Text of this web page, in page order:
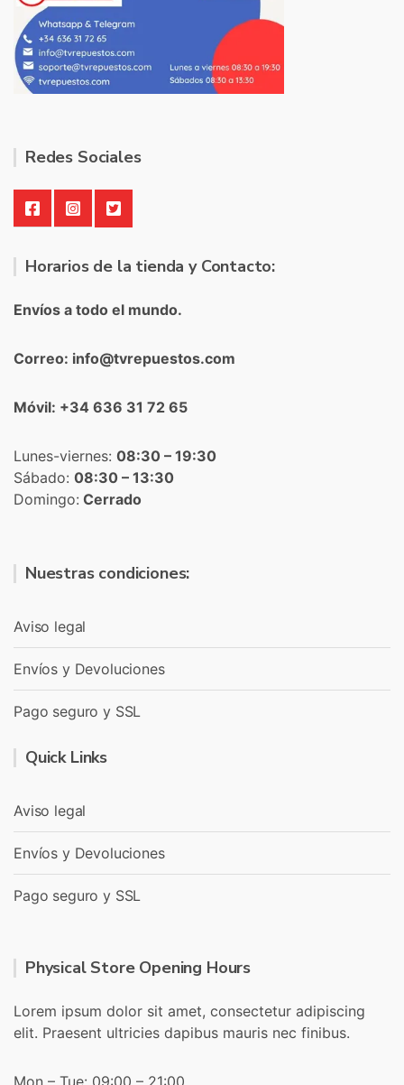
Redes Sociales
Horarios de la tienda y Contacto:
Envíos a todo el mundo.
Correo: info@tvrepuestos.com
Móvil: +34 636 31 72 65
Lunes-viernes: 08:30 – 19:30
Sábado: 08:30 – 13:30
Domingo: Cerrado
Nuestras condiciones:
Aviso legal
Envíos y Devoluciones
Pago seguro y SSL
Quick Links
Aviso legal
Envíos y Devoluciones
Pago seguro y SSL
Physical Store Opening Hours
Lorem ipsum dolor sit amet, consectetur adipiscing
elit. Praesent ultricies dapibus mauris nec finibus.
Mon – Tue: 09:00 – 21:00